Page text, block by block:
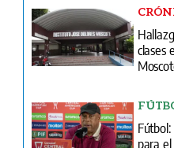
clases
para